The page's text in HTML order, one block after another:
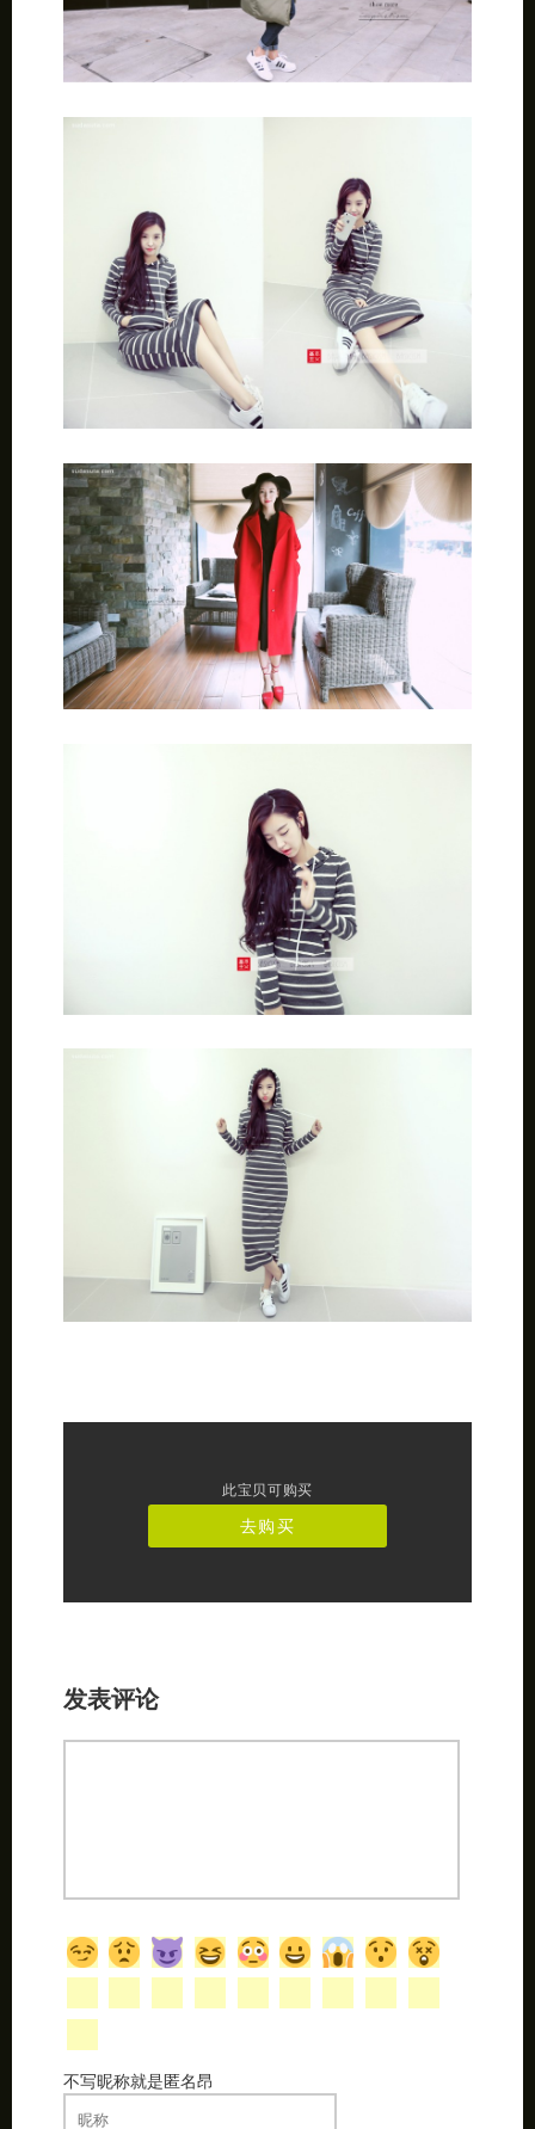
此宝贝可购买
去购买
发表评论
不写昵称就是匿名昂